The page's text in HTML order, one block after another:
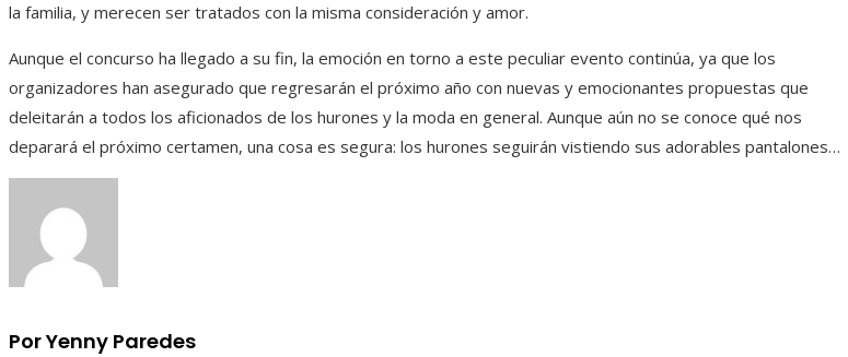
la familia, y merecen ser tratados con la misma consideración y amor.
Aunque el concurso ha llegado a su fin, la emoción en torno a este peculiar evento continúa, ya que los
organizadores han asegurado que regresarán el próximo año con nuevas y emocionantes propuestas que
deleitarán a todos los aficionados de los hurones y la moda en general. Aunque aún no se conoce qué nos
deparará el próximo certamen, una cosa es segura: los hurones seguirán vistiendo sus adorables pantalones…
Por Yenny Paredes